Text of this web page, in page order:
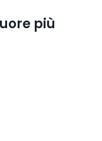
più